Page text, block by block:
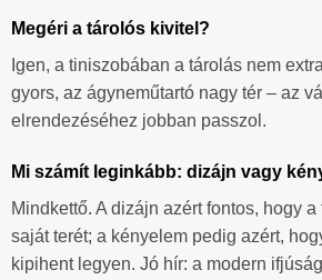
Megéri a tárolós kivitel?
Igen, a tiniszobában a tárolás nem
gyors, az ágyneműtartó nagy tér – az
elrendezéséhez jobban passzol.
Mi számít leginkább: dizájn vagy
Mindkettő. A dizájn azért fontos, hogy
saját terét; a kényelem pedig azért,
kipihent legyen. Jó hír: a modern